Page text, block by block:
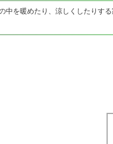
中を暖めたり、涼しくしたりす